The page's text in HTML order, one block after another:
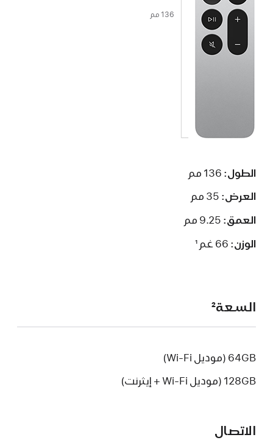
136 مم
الطول:
العرض:
العمق:
الوزن:
السعة2
64GB (موديل Wi-Fi)
128GB (موديل Wi-Fi + إيثرنت)
الاتصال